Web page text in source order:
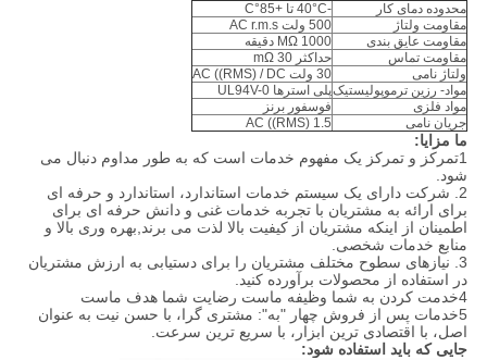
محدوده دمای کار
-40°C تا +85°C
مقاومت ولتاژ
500 ولت AC r.m.s
مقاومت عایق بندی
1000 MΩ دقیقه
مقاومت تماس
حداکثر 30 mΩ
ولتاژ نامی
30 ولت AC ((RMS) / DC
مواد- رزین ترموپولیستیکپلی استرها UL94V-0
مواد فلزی
فوسفور برنز
جریان نامی
1.5 AC ((RMS)
ما مزایا:
1تمرکز و تمرکز یک مفهوم خدمات است که به طور مداوم دنبال می
شود.
2. شرکت دارای یک سیستم خدمات استاندارد، استاندارد و حرفه ای
برای ارائه به مشتریان با تجربه خدمات غنی و دانش حرفه ای برای
اطمینان از اینکه مشتریان از کیفیت بالا لذت می برند,بهره وری بالا و
منابع خدمات شخصی.
3. نیازهای سطوح مختلف مشتریان را برای دستیابی به ارزش مشتریان
در استفاده از محصولات برآورده کنید.
4خدمت کردن به شما وظيفه ماست رضایت شما هدف ماست
5خدمات پس از فروش چهار "به": مشتری گرا، با حسن نیت به عنوان
اصل، با اقتصادی ترین ابزار، با سریع ترین سرعت.
جایی که باید استفاده شود: